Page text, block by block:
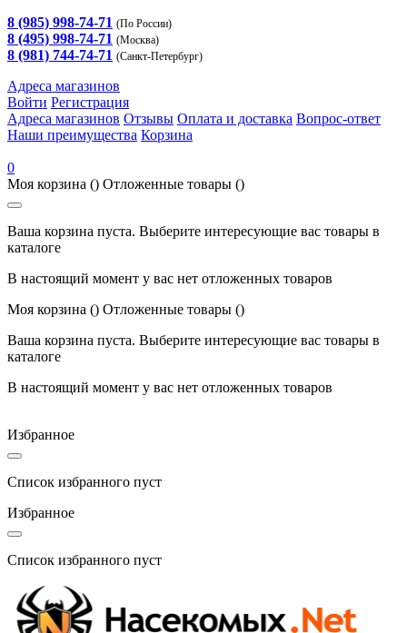
8 (985) 998-74-71 (По России)
8 (495) 998-74-71 (Москва)
8 (981) 744-74-71 (Санкт-Петербург)
Адреса магазинов
Войти Регистрация
Адреса магазинов Отзывы Оплата и доставка Вопрос-ответ
Наши преимущества Корзина
0
Моя корзина () Отложенные товары ()
Ваша корзина пуста. Выберите интересующие вас товары в
каталоге
В настоящий момент у вас нет отложенных товаров
Моя корзина () Отложенные товары ()
Ваша корзина пуста. Выберите интересующие вас товары в
каталоге
В настоящий момент у вас нет отложенных товаров
Избранное
Список избранного пуст
Избранное
Список избранного пуст